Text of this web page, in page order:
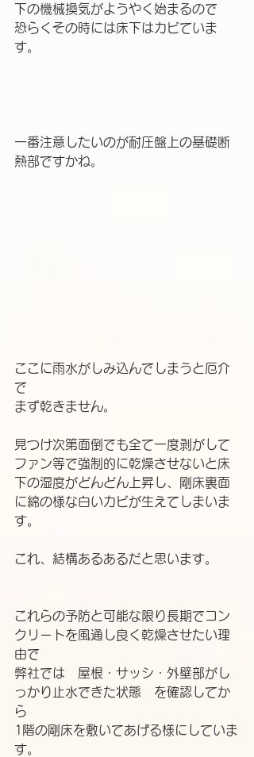
下の機械換気がようやく始まるので
恐らくその時には床下はカビていま
す。
一番注意したいのが耐圧盤上の基礎断
熱部ですかね。
ここに雨水がしみ込んでしまうと厄介
で
まず乾きません。
見つけ次第面倒でも全て一度剥がして
ファン等で強制的に乾燥させないと床
下の湿度がどんどん上昇し、剛床裏面
に綿の様な白いカビが生えてしまいま
す。
これ、結構あるあるだと思います。
これらの予防と可能な限り長期でコン
クリートを風通し良く乾燥させたい理
由で
弊社では　屋根・サッシ・外壁部がし
っかり止水できた状態　を確認してか
ら
1階の剛床を敷いてあげる様にしていま
す。